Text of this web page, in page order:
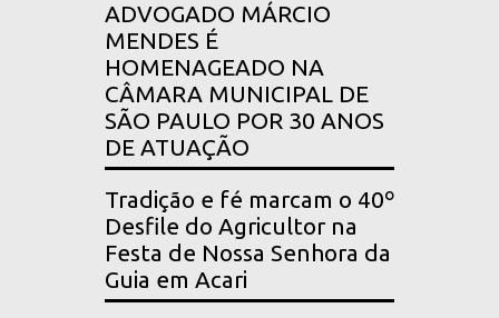
ADVOGADO MÁRCIO
MENDES É
HOMENAGEADO NA
CÂMARA MUNICIPAL DE
SÃO PAULO POR 30 ANOS
DE ATUAÇÃO
Tradição e fé marcam o 40º
Desfile do Agricultor na
Festa de Nossa Senhora da
Guia em Acari